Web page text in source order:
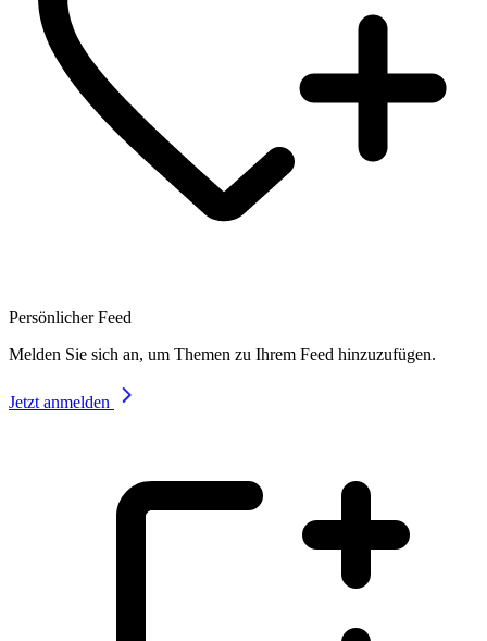
Persönlicher Feed
Melden Sie sich an, um Themen zu Ihrem Feed hinzuzufügen.
Jetzt anmelden